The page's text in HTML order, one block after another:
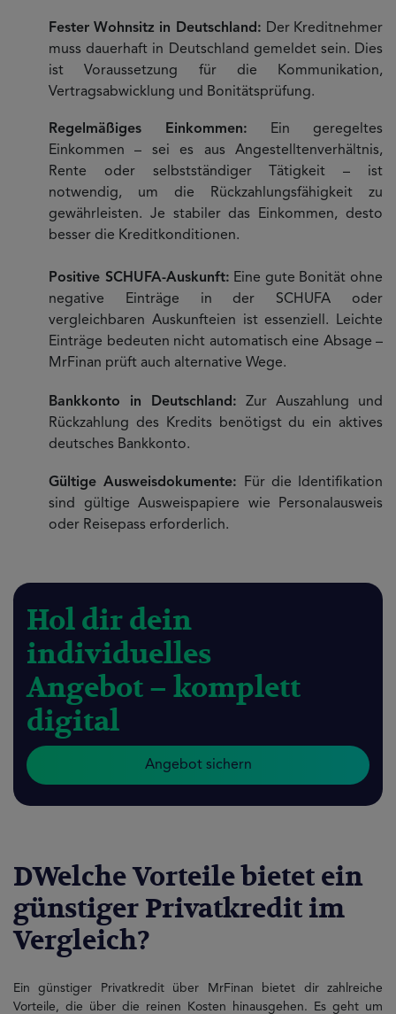
Fester Wohnsitz in Deutschland: Der Kreditnehmer
muss dauerhaft in Deutschland gemeldet sein. Dies
ist Voraussetzung für die Kommunikation,
Vertragsabwicklung und Bonitätsprüfung.
Regelmäßiges Einkommen: Ein geregeltes
Einkommen – sei es aus Angestelltenverhältnis,
Rente oder selbstständiger Tätigkeit – ist
notwendig, um die Rückzahlungsfähigkeit zu
gewährleisten. Je stabiler das Einkommen, desto
besser die Kreditkonditionen.
Positive SCHUFA-Auskunft: Eine gute Bonität ohne
negative Einträge in der SCHUFA oder
vergleichbaren Auskunfteien ist essenziell. Leichte
Einträge bedeuten nicht automatisch eine Absage –
MrFinan prüft auch alternative Wege.
Bankkonto in Deutschland:Zur Auszahlung und
Rückzahlung des Kredits benötigst du ein aktives
deutsches Bankkonto.
Gültige Ausweisdokumente: Für die Identifikation
sind gültige Ausweispapiere wie Personalausweis
oder Reisepass erforderlich.
Hol dir dein
individuelles
Angebot – komplett
digital
Angebot sichern
DWelche Vorteile bietet ein
günstiger Privatkredit im
Vergleich?
Ein günstiger Privatkredit über MrFinan bietet dir zahlreiche
Vorteile, die über die reinen Kosten hinausgehen. Es geht um